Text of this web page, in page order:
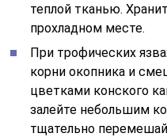
теплой тканью.
прохладном месте.
При трофических
корни окопника и
цветками конского
залейте небольшим
тщательно